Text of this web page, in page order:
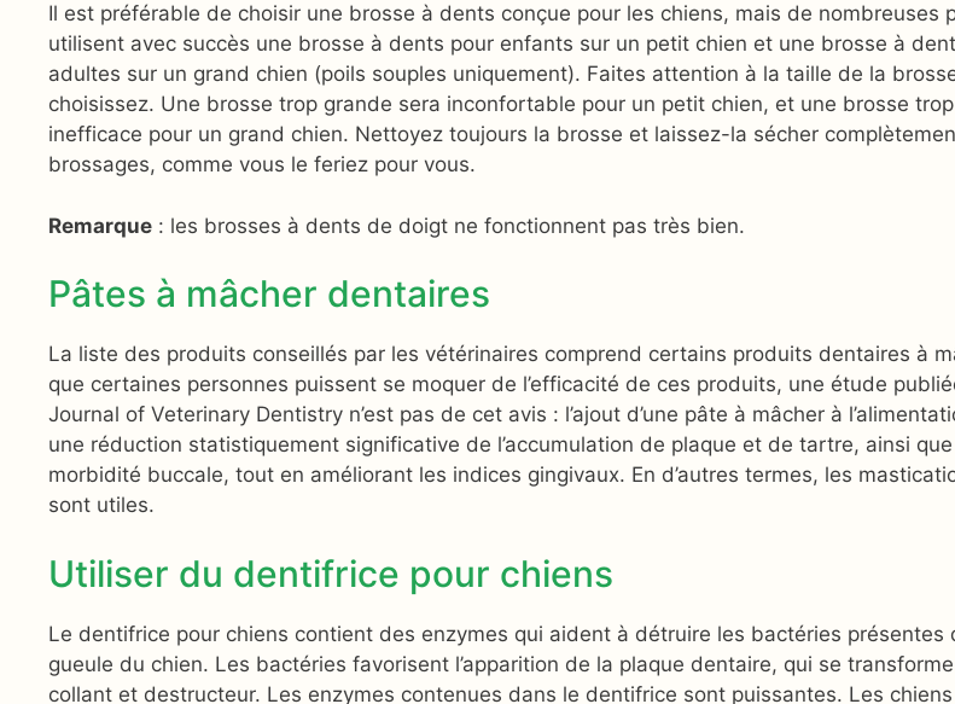
Il est préférable de choisir une brosse à dents conçue pour les chiens, mais de nombreuses
utilisent avec succès une brosse à dents pour enfants sur un petit chien et une brosse à
adultes sur un grand chien (poils souples uniquement). Faites attention à la taille de la
choisissez. Une brosse trop grande sera inconfortable pour un petit chien, et une brosse
inefficace pour un grand chien. Nettoyez toujours la brosse et laissez-la sécher
brossages, comme vous le feriez pour vous.
Remarque : les brosses à dents de doigt ne fonctionnent pas très bien.
Pâtes à mâcher dentaires
La liste des produits conseillés par les vétérinaires comprend certains produits dentaires à
que certaines personnes puissent se moquer de l’efficacité de ces produits, une étude
Journal of Veterinary Dentistry n’est pas de cet avis : l’ajout d’une pâte à mâcher à
une réduction statistiquement significative de l’accumulation de plaque et de tartre, ainsi
morbidité buccale, tout en améliorant les indices gingivaux. En d’autres termes, les
sont utiles.
Utiliser du dentifrice pour chiens
Le dentifrice pour chiens contient des enzymes qui aident à détruire les bactéries présentes
gueule du chien. Les bactéries favorisent l’apparition de la plaque dentaire, qui se
collant et destructeur. Les enzymes contenues dans le dentifrice sont puissantes. Les